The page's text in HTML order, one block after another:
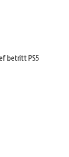
betritt PS5